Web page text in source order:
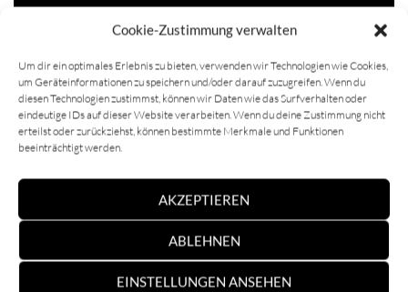
Cookie-Zustimmung verwalten
Um dir ein optimales Erlebnis zu bieten, verwenden wir Technologien wie Cookies,
um Geräteinformationen zu speichern und/oder darauf zuzugreifen. Wenn du
diesen Technologien zustimmst, können wir Daten wie das Surfverhalten oder
eindeutige IDs auf dieser Website verarbeiten. Wenn du deine Zustimmung nicht
erteilst oder zurückziehst, können bestimmte Merkmale und Funktionen
beeinträchtigt werden.
AKZEPTIEREN
ABLEHNEN
EINSTELLUNGEN ANSEHEN